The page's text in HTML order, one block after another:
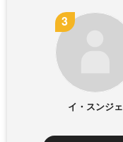
イ・スンジェ